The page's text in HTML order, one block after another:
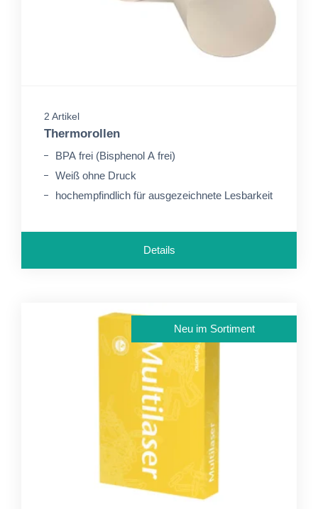
2 Artikel
Thermorollen
BPA frei (Bisphenol A frei)
Weiß ohne Druck
hochempfindlich für ausgezeichnete Lesbarkeit
Details
Neu im Sortiment